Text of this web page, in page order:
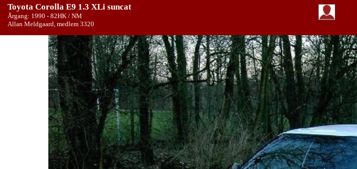
Toyota Corolla E9 1.3 XLi suncat
Årgang: 1990 - 82HK / NM
Allan Meldgaard, medlem 3320